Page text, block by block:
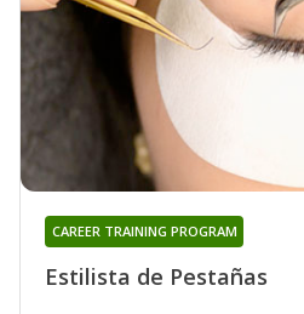
Estilista de Pestañas
CAREER TRAINING PROGRAM